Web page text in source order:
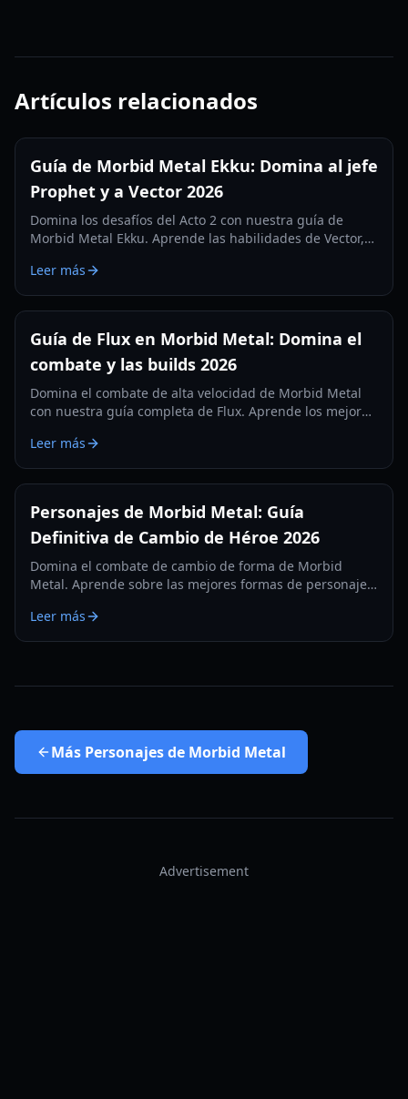
Artículos relacionados
Guía de Morbid Metal Ekku: Domina al jefe
Prophet y a Vector 2026
Domina los desafíos del Acto 2 con nuestra guía de
Morbid Metal Ekku. Aprende las habilidades de Vector,
bucle de muerte permanente.
Leer más
Guía de Flux en Morbid Metal: Domina el
combate y las builds 2026
Domina el combate de alta velocidad de Morbid Metal
con nuestra guía completa de Flux. Aprende los mejores
Leer más
Personajes de Morbid Metal: Guía
Definitiva de Cambio de Héroe 2026
Domina el combate de cambio de forma de Morbid
Metal. Aprende sobre las mejores formas de personajes,
guía completa de 2026.
Leer más
Más Personajes de Morbid Metal
Advertisement